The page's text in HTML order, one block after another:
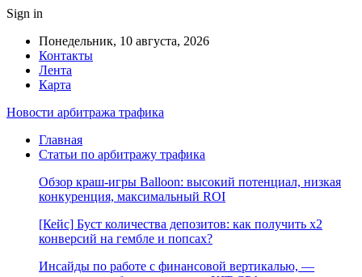
Sign in
Понедельник, 10 августа, 2026
Контакты
Лента
Карта
Новости арбитража трафика
Главная
Статьи по арбитражу трафика
Обзор краш-игры Balloon: высокий потенциал, низкая
конкуренция, максимальный ROI
[Кейс] Буст количества депозитов: как получить х2
конверсий на гембле и попсах?
Инсайды по работе с финансовой вертикалью, —